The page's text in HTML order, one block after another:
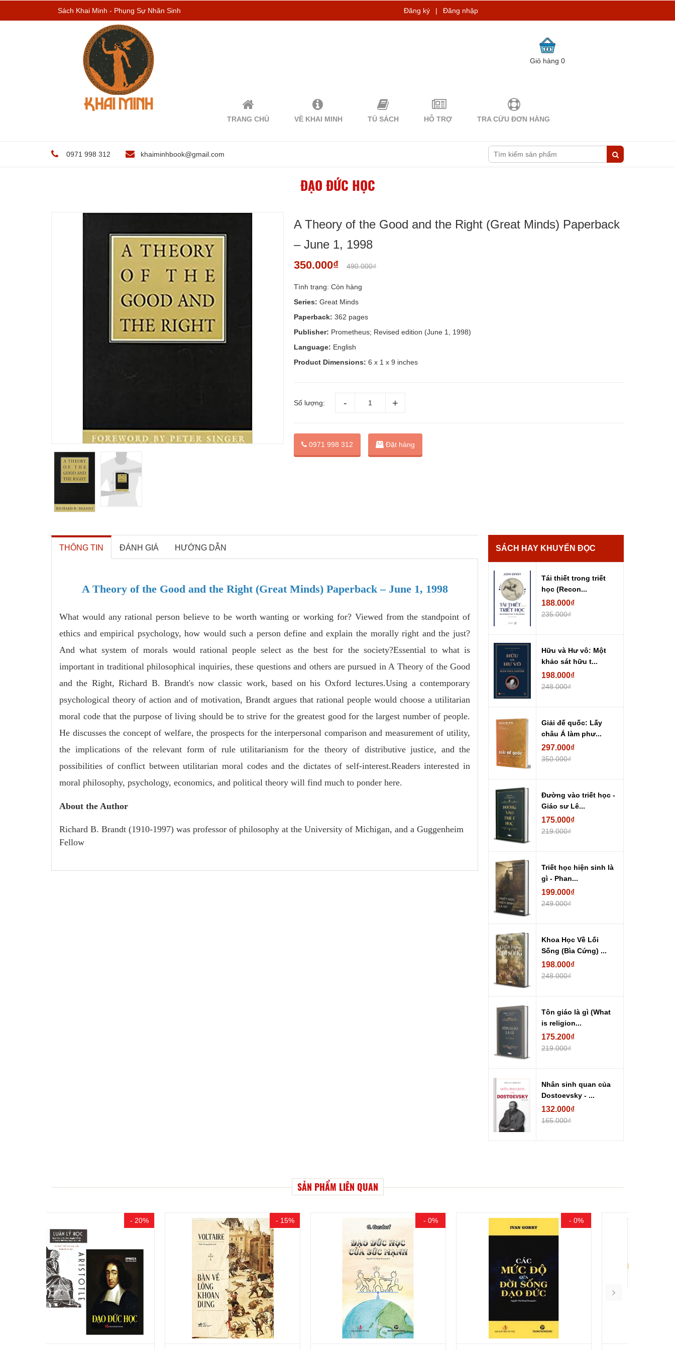
Sách Khai Minh - Phụng Sự Nhân Sinh Đăng ký | Đăng nhập
Giỏ hàng0
TRANG CHỦ VỀ KHAI MINH TỦ SÁCH HỖ TRỢ TRA CỨU ĐƠN HÀNG
0971 998 312 khaiminhbook@gmail.com
ĐẠO ĐỨC HỌC
A Theory of the Good and the Right (Great Minds) Paperback
– June 1, 1998
350.000₫ 490.000₫
Tình trạng: Còn hàng
Series: Great Minds
Paperback: 362 pages
Publisher: Prometheus; Revised edition (June 1, 1998)
Language: English
Product Dimensions:6 x 1 x 9 inches
Số lượng:
0971 998 312 Đặt hàng
THÔNG TIN ĐÁNH GIÁ HƯỚNG DẪN
A Theory of the Good and the Right (Great Minds) Paperback – June 1, 1998
What would any rational person believe to be worth wanting or working for? Viewed from the standpoint of
ethics and empirical psychology, how would such a person define and explain the morally right and the just?
And what system of morals would rational people select as the best for the society?Essential to what is
important in traditional philosophical inquiries, these questions and others are pursued in A Theory of the Good
and the Right, Richard B. Brandt's now classic work, based on his Oxford lectures.Using a contemporary
psychological theory of action and of motivation, Brandt argues that rational people would choose a utilitarian
moral code that the purpose of living should be to strive for the greatest good for the largest number of people.
He discusses the concept of welfare, the prospects for the interpersonal comparison and measurement of utility,
the implications of the relevant form of rule utilitarianism for the theory of distributive justice, and the
possibilities of conflict between utilitarian moral codes and the dictates of self-interest.Readers interested in
moral philosophy, psychology, economics, and political theory will find much to ponder here.
About the Author
Richard B. Brandt (1910-1997) was professor of philosophy at the University of Michigan, and a Guggenheim
Fellow
SÁCH HAY KHUYẾN ĐỌC
Tái thiết trong triết
học (Recon...
188.000₫
235.000₫
Hữu và Hư vô: Một
khảo sát hữu t...
198.000₫
248.000₫
Giải đế quốc: Lấy
châu Á làm phư...
297.000₫
350.000₫
Đường vào triết học -
Giáo sư Lê...
175.000₫
219.000₫
Triết học hiện sinh là
gì - Phan...
199.000₫
249.000₫
Khoa Học Về Lối
Sống (Bìa Cứng) ...
198.000₫
248.000₫
Tôn giáo là gì (What
is religion...
175.200₫
219.000₫
Nhân sinh quan của
Dostoevsky - ...
132.000₫
165.000₫
SẢN PHẨM LIÊN QUAN